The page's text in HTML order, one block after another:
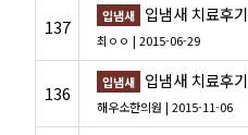
137 입냄새 입냄새 치료후기
최ㅇㅇ | 2015-06-29
136 입냄새 입냄새 치료후기
해우소한의원 | 2015-11-06